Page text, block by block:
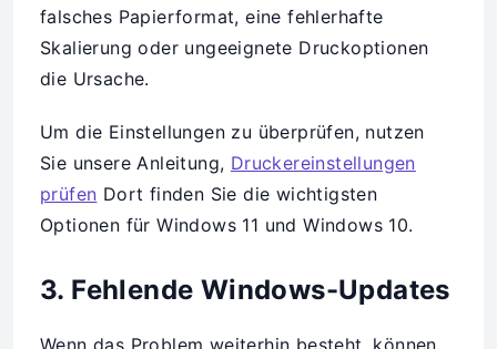
falsches Papierformat, eine fehlerhafte
Skalierung oder ungeeignete Druckoptionen
die Ursache.
Um die Einstellungen zu überprüfen, nutzen
Sie unsere Anleitung, Druckereinstellungen
prüfen Dort finden Sie die wichtigsten
Optionen für Windows 11 und Windows 10.
3. Fehlende Windows-Updates
Wenn das Problem weiterhin besteht, können